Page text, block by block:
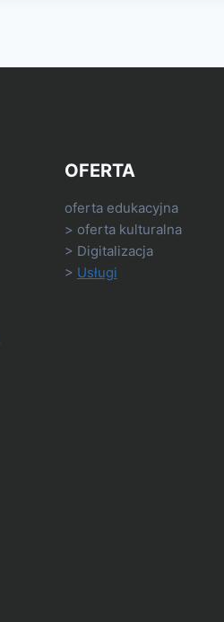
OFERTA
oferta edukacyjna
> oferta kulturalna
> Digitalizacja
> Usługi